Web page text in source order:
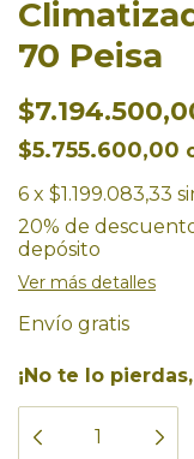
70 Peisa
$5.755.600,00
6 x $1.199.083,33
20% de
depósito
Ver más detalles
Envío gratis
¡No te lo